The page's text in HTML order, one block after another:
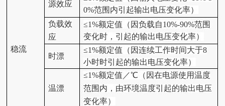
稳流
源效应
0%范围内引起输出电压变化率）
负载效
应
≤1%额定值（因负载自10%-90%范围
变化时，引起的输出电压变化率）
时漂
≤1%额定值（因连续工作时间大于8
小时时引起的输出电压变化率）
温漂
≤1%额定值／℃（因在电源使用温度
范围内，由环境温度引起的输出电压
变化率）